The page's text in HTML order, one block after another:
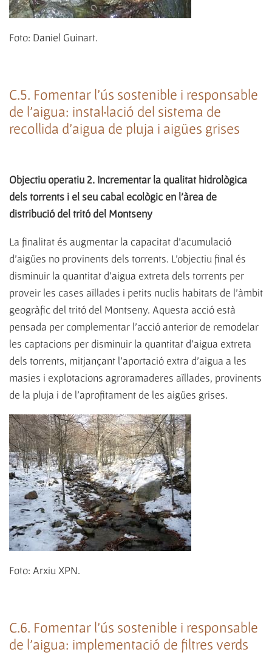
Foto: Daniel Guinart.
C.5. Fomentar l'ús sostenible i responsable
de l'aigua: instal·lació del sistema de
recollida d'aigua de pluja i aigües grises
Objectiu operatiu 2. Incrementar la qualitat hidrològica
dels torrents i el seu cabal ecològic en l'àrea de
distribució del tritó del Montseny
La finalitat és augmentar la capacitat d'acumulació
d'aigües no provinents dels torrents. L'objectiu final és
disminuir la quantitat d'aigua extreta dels torrents per
proveir les cases aïllades i petits nuclis habitats de l'àmbit
geogràfic del tritó del Montseny. Aquesta acció està
pensada per complementar l'acció anterior de remodelar
les captacions per disminuir la quantitat d'aigua extreta
dels torrents, mitjançant l'aportació extra d'aigua a les
masies i explotacions agroramaderes aïllades, provinents
de la pluja i de l'aprofitament de les aigües grises.
Foto: Arxiu XPN.
C.6. Fomentar l'ús sostenible i responsable
de l'aigua: implementació de filtres verds